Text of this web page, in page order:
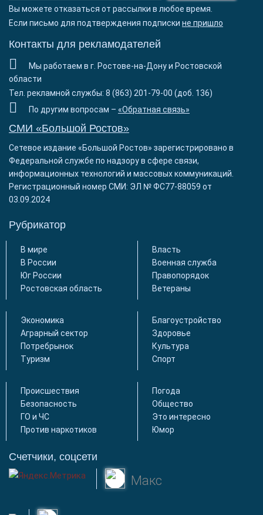
Вы можете отказаться от рассылки в любое время.
Если письмо для подтверждения подписки не пришло
Контакты для рекламодателей
Мы работаем в г. Ростове-на-Дону и Ростовской
области
Тел. рекламной службы: 8 (863) 201-79-00 (доб. 136)
По другим вопросам – «Обратная связь»
СМИ «Большой Ростов»
Сетевое издание «Большой Ростов» зарегистрировано в
Федеральной службе по надзору в сфере связи,
информационных технологий и массовых коммуникаций.
Регистрационный номер СМИ: ЭЛ № ФС77-88059 от
03.09.2024
Рубрикатор
В мире
В России
Юг России
Ростовская область
Власть
Военная служба
Правопорядок
Ветераны
Экономика
Аграрный сектор
Потребрынок
Туризм
Благоустройство
Здоровье
Культура
Спорт
Происшествия
Безопасность
ГО и ЧС
Против наркотиков
Погода
Общество
Это интересно
Юмор
Счетчики, соцсети
Макс